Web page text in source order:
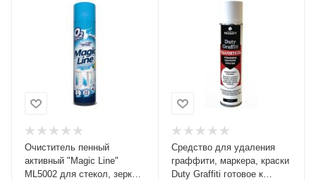
Очиститель пенный
активный "Magic Line"
ML5002 для стекол, зеркал
Средство для удаления
граффити, маркера, краски
Duty Graffiti готовое к